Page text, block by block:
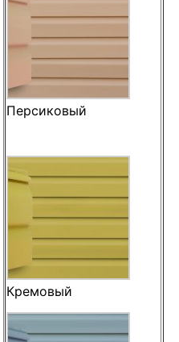
Персиковый
Кремовый